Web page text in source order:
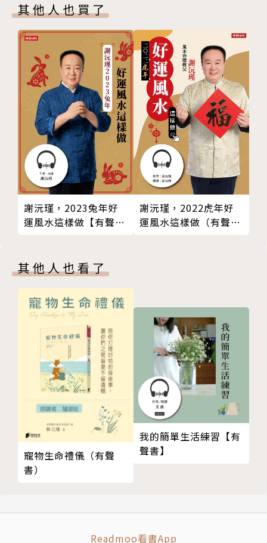
4-12 瓜地馬拉
4-13 墨西哥
4-14 巴拿馬
4-15 祕魯
4-16 美國
4-17 澳洲
4-18 紐西蘭
4-19 帛琉
作者簡介
朱月華‧墨刻編輯部
墨刻特約編輯
墨刻編輯部
朗讀者簡介
周治平‧墨刻資深攝影
-智利
KX0030-S04_世界遺產精選(四)美洲及大洋洲篇/4-08
-哥倫比亞
KX0030-S04_世界遺產精選(四)美洲及大洋洲篇/4-09
-哥斯大黎加
KX0030-S04_世界遺產精選(四)美洲及大洋洲篇/4-10
-古巴
KX0030-S04_世界遺產精選(四)美洲及大洋洲篇/4-11
-厄瓜多
KX0030-S04_世界遺產精選(四)美洲及大洋洲篇/4-12
-瓜地馬拉
KX0030-S04_世界遺產精選(四)美洲及大洋洲篇/4-13
-墨西哥
KX0030-S04_世界遺產精選(四)美洲及大洋洲篇/4-14
KX0030-S04_世界遺產精選(四)美洲及大洋洲篇/4-15
-祕魯
KX0030-S04_世界遺產精選(四)美洲及大洋洲篇/4-16
-美國
KX0030-S04_世界遺產精選(四)美洲及大洋洲篇/4-17
KX0030-S04_世界遺產精選(四)美洲及大洋洲篇/4-18
-紐西蘭
KX0030-S04_世界遺產精選(四)美洲及大洋洲篇/4-19
其他人也買了
謝沅瑾，2023兔年好
運風水這樣做【有聲
謝沅瑾，2022虎年好
運風水這樣做（有聲
其他人也看了
寵物生命禮儀（有聲
書）
我的簡單生活練習【有
聲書】
Readmoo看書App